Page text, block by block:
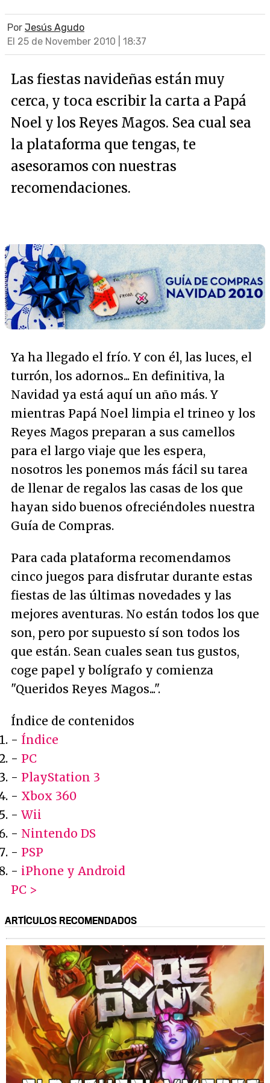
Por Jesús Agudo
El 25 de November 2010 | 18:37
Las fiestas navideñas están muy
cerca, y toca escribir la carta a Papá
Noel y los Reyes Magos. Sea cual sea
la plataforma que tengas, te
asesoramos con nuestras
recomendaciones.
Ya ha llegado el frío. Y con él, las luces, el
turrón, los adornos... En definitiva, la
Navidad ya está aquí un año más. Y
mientras Papá Noel limpia el trineo y los
Reyes Magos preparan a sus camellos
para el largo viaje que les espera,
nosotros les ponemos más fácil su tarea
de llenar de regalos las casas de los que
hayan sido buenos ofreciéndoles nuestra
Guía de Compras.
Para cada plataforma recomendamos
cinco juegos para disfrutar durante estas
fiestas de las últimas novedades y las
mejores aventuras. No están todos los que
son, pero por supuesto sí son todos los
que están. Sean cuales sean tus gustos,
coge papel y bolígrafo y comienza
"Queridos Reyes Magos...".
Índice de contenidos
- Índice
- PC
- PlayStation 3
- Xbox 360
- Wii
- Nintendo DS
- PSP
- iPhone y Android
PC >
ARTÍCULOS RECOMENDADOS